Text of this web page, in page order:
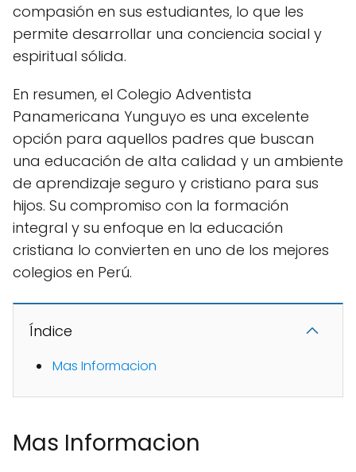
compasión en sus estudiantes, lo que les
permite desarrollar una conciencia social y
espiritual sólida.
En resumen, el Colegio Adventista
Panamericana Yunguyo es una excelente
opción para aquellos padres que buscan
una educación de alta calidad y un ambiente
de aprendizaje seguro y cristiano para sus
hijos. Su compromiso con la formación
integral y su enfoque en la educación
cristiana lo convierten en uno de los mejores
colegios en Perú.
Índice
Mas Informacion
Mas Informacion